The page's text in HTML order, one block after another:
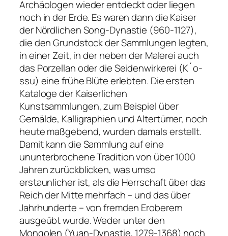
Archäologen wieder entdeckt oder liegen
noch in der Erde. Es waren dann die Kaiser
der Nördlichen Song-Dynastie (960-1127),
die den Grundstock der Sammlungen legten,
in einer Zeit, in der neben der Malerei auch
das Porzellan oder die Seidenwirkerei (K´o-
ssu) eine frühe Blüte erlebten. Die ersten
Kataloge der Kaiserlichen
Kunstsammlungen, zum Beispiel über
Gemälde, Kalligraphien und Altertümer, noch
heute maßgebend, wurden damals erstellt.
Damit kann die Sammlung auf eine
ununterbrochene Tradition von über 1000
Jahren zurückblicken, was umso
erstaunlicher ist, als die Herrschaft über das
Reich der Mitte mehrfach – und das über
Jahrhunderte – von fremden Eroberern
ausgeübt wurde. Weder unter den
Mongolen (Yuan-Dynastie, 1279-1368) noch